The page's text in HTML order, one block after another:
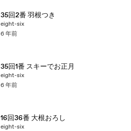
35回2番 羽根つき
eight-six
6 年前
35回1番 スキーでお正月
eight-six
6 年前
16回36番 大根おろし
eight-six